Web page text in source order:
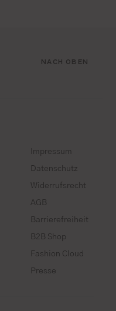
NACH OBEN
Impressum
Datenschutz
Widerrufsrecht
AGB
Barrierefreiheit
B2B Shop
Fashion Cloud
Presse